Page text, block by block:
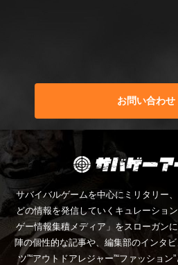
お問い合わせ
サバイバルゲームを中心にミリタリー
どの情報を発信していくキュレーショ
ゲー情報集積メディア」をスローガン
陣の個性的な記事や、編集部のインタ
ツ”“アウトドアレジャー”“ファッショ